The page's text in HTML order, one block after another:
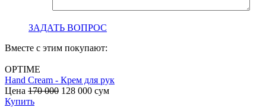
ЗАДАТЬ ВОПРОС
Вместе с этим покупают:
OPTIME
Hand Cream - Крем для рук
Цена 170 000 128 000 сум
Купить